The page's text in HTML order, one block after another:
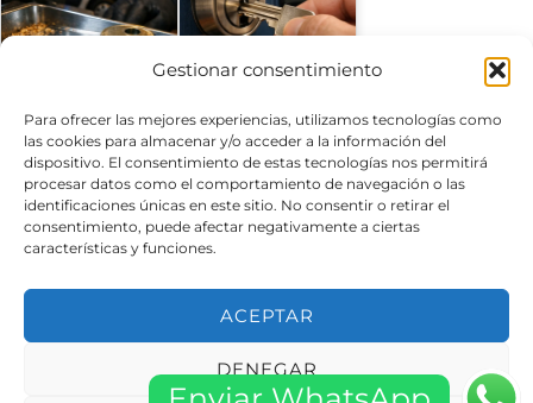
Gestionar consentimiento
Para ofrecer las mejores experiencias, utilizamos tecnologías como
las cookies para almacenar y/o acceder a la información del
dispositivo. El consentimiento de estas tecnologías nos permitirá
procesar datos como el comportamiento de navegación o las
identificaciones únicas en este sitio. No consentir o retirar el
consentimiento, puede afectar negativamente a ciertas
características y funciones.
ACEPTAR
DENEGAR
cerrajería ofrecen
cerrajería ofrecen
¿Qué cerrajeros
tienen las mejores
¿Qué servicio de
cerrajería es más